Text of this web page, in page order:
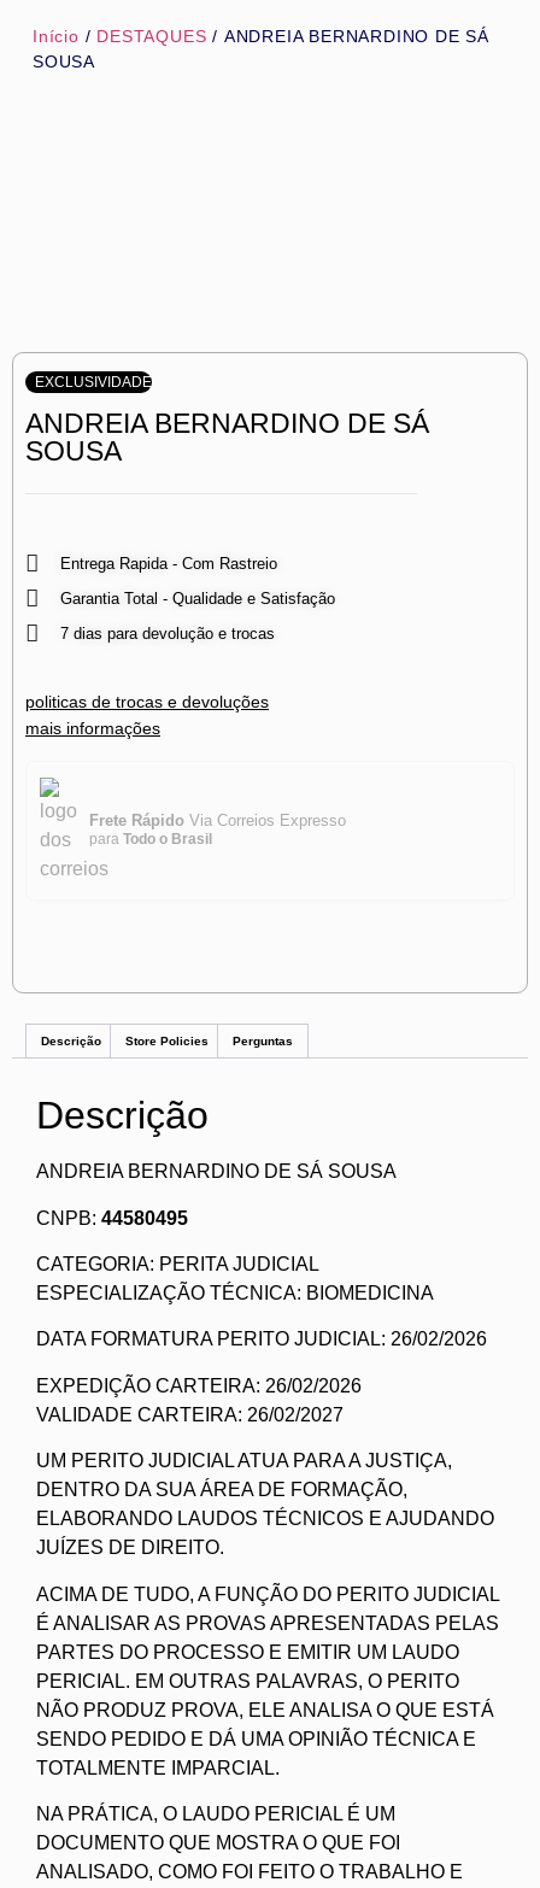
Início / DESTAQUES / ANDREIA BERNARDINO DE SÁ
SOUSA
EXCLUSIVIDADE
ANDREIA BERNARDINO DE SÁ
SOUSA
Entrega Rapida - Com Rastreio
Garantia Total - Qualidade e Satisfação
7 dias para devolução e trocas
politicas de trocas e devoluções
mais informações
Frete Rápido Via Correios Expresso
para Todo o Brasil
Descrição Store Policies Perguntas
Descrição
ANDREIA BERNARDINO DE SÁ SOUSA
CNPB: 44580495
CATEGORIA: PERITA JUDICIAL
ESPECIALIZAÇÃO TÉCNICA: BIOMEDICINA
DATA FORMATURA PERITO JUDICIAL: 26/02/2026
EXPEDIÇÃO CARTEIRA: 26/02/2026
VALIDADE CARTEIRA: 26/02/2027
UM PERITO JUDICIAL ATUA PARA A JUSTIÇA,
DENTRO DA SUA ÁREA DE FORMAÇÃO,
ELABORANDO LAUDOS TÉCNICOS E AJUDANDO
JUÍZES DE DIREITO.
ACIMA DE TUDO, A FUNÇÃO DO PERITO JUDICIAL
É ANALISAR AS PROVAS APRESENTADAS PELAS
PARTES DO PROCESSO E EMITIR UM LAUDO
PERICIAL. EM OUTRAS PALAVRAS, O PERITO
NÃO PRODUZ PROVA, ELE ANALISA O QUE ESTÁ
SENDO PEDIDO E DÁ UMA OPINIÃO TÉCNICA E
TOTALMENTE IMPARCIAL.
NA PRÁTICA, O LAUDO PERICIAL É UM
DOCUMENTO QUE MOSTRA O QUE FOI
ANALISADO, COMO FOI FEITO O TRABALHO E